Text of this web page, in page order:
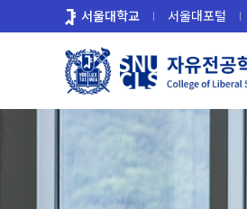
로
서울대학교 서울대포털